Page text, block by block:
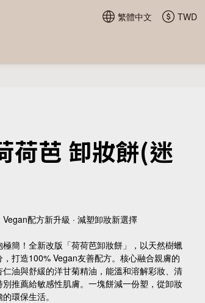
繁體中文 TWD
荷芭 卸妝餅(迷
配方新升級 · 減塑卸妝新選擇
簡！全新改版「荷荷芭卸妝餅」，以天然樹蠟
打造100% Vegan友善配方。核心融合親膚的
油與舒緩的洋甘菊精油，能溫和溶解彩妝、清
推薦給敏感性肌膚。一塊餅減一份塑，從卸妝
環保生活。